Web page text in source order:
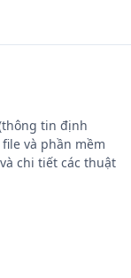
tin định
và phần mềm
chi tiết các thuật